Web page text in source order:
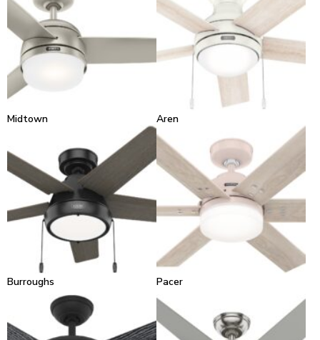
Midtown Aren
Burroughs Pacer